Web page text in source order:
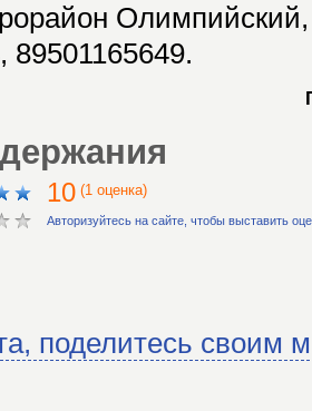
89501165649.
10 (1 оценка)
Авторизуйтесь на сайте, чтобы выставить
поделитесь своим